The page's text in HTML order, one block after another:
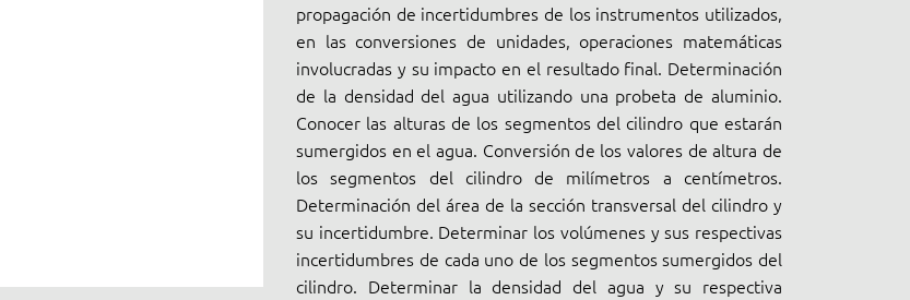
propagación de incertidumbres de los instrumentos utilizados,
en las conversiones de unidades, operaciones matemáticas
involucradas y su impacto en el resultado final. Determinación
de la densidad del agua utilizando una probeta de aluminio.
Conocer las alturas de los segmentos del cilindro que estarán
sumergidos en el agua. Conversión de los valores de altura de
los segmentos del cilindro de milímetros a centímetros.
Determinación del área de la sección transversal del cilindro y
su incertidumbre. Determinar los volúmenes y sus respectivas
incertidumbres de cada uno de los segmentos sumergidos del
cilindro. Determinar la densidad del agua y su respectiva